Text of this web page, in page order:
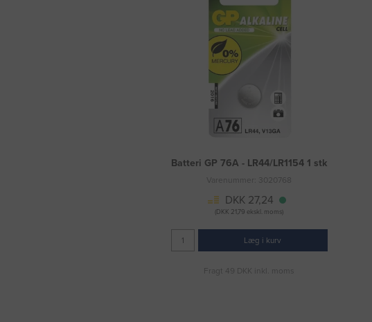
Batteri GP 76A - LR44/LR1154 1 stk
Varenummer: 3020768
DKK 27,24
(DKK 21,79 ekskl. moms)
Læg i kurv
Fragt 49 DKK inkl. moms